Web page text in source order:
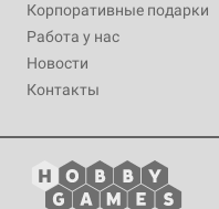
Корпоративные подарки
Работа у нас
Новости
Контакты